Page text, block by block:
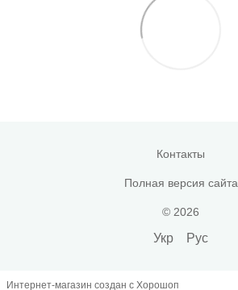
Контакты
Полная версия сайта
© 2026
Укр Рус
Интернет-магазин создан с Хорошоп